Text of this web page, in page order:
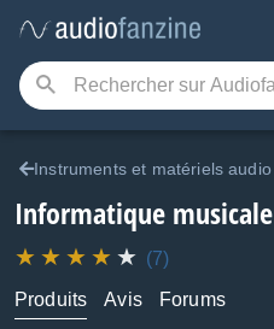
Instruments et matériels audio
Informatique musicale
(7)
Produits
Avis Forums